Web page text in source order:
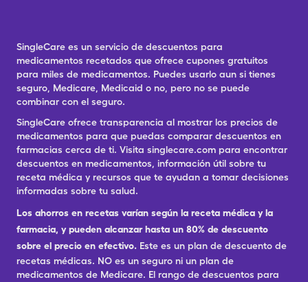
SingleCare es un servicio de descuentos para
medicamentos recetados que ofrece cupones gratuitos
para miles de medicamentos. Puedes usarlo aun si tienes
seguro, Medicare, Medicaid o no, pero no se puede
combinar con el seguro.
SingleCare ofrece transparencia al mostrar los precios de
medicamentos para que puedas comparar descuentos en
farmacias cerca de ti. Visita singlecare.com para encontrar
descuentos en medicamentos, información útil sobre tu
receta médica y recursos que te ayudan a tomar decisiones
informadas sobre tu salud.
Los ahorros en recetas varían según la receta médica y la
farmacia, y pueden alcanzar hasta un 80% de descuento
sobre el precio en efectivo. Este es un plan de descuento de
recetas médicas. NO es un seguro ni un plan de
medicamentos de Medicare. El rango de descuentos para